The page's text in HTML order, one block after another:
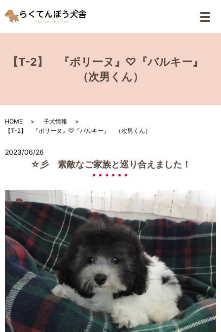
メ
【T-2】 『ポリーヌ』♡『バルキー』
（次男くん）
HOME
子犬情報
【T-2】 『ポリーヌ』♡『バルキー』 （次男くん）
2023/06/26
☆彡 素敵なご家族と巡り合えました！